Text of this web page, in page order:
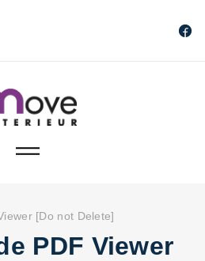
[Do not Delete]
PDF Viewer